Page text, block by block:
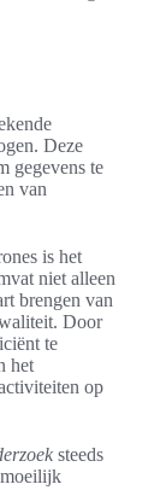
Deze
gegevens te
van
is het
niet alleen
brengen van
Door
te
het
op
steeds